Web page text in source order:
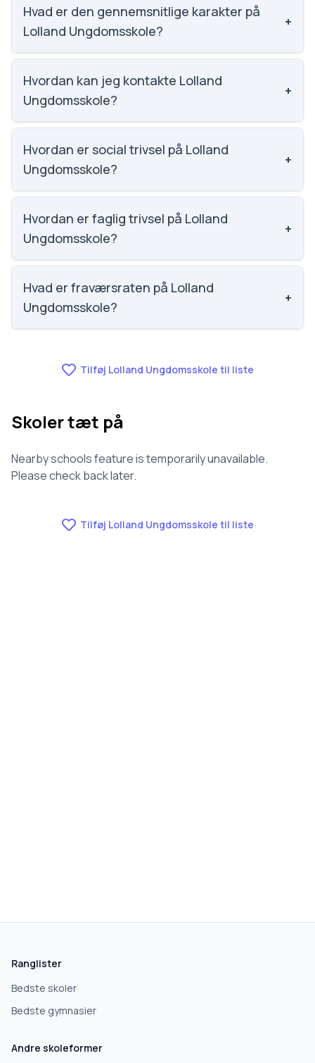
til nummer 2475 ud af 3143 skoler.
Hvad er den gennemsnitlige karakter på
Lolland Ungdomsskole?
+
Vi har ikke data om karaktergennemsnittet for
Lolland Ungdomsskole.
Hvordan kan jeg kontakte Lolland
Ungdomsskole?
+
Email: ungdomsskolen@lolland.dk. Telefon: 5467
7166. Adresse: Gyvelvej 3. Skoleleder: Claus Kloster
Jeppesen.
Hvordan er social trivsel på Lolland
Ungdomsskole?
+
Vi har ikke data om social trivsel for Lolland
Ungdomsskole.
Hvordan er faglig trivsel på Lolland
Ungdomsskole?
+
Vi har ikke data om faglig trivsel for Lolland
Ungdomsskole.
Hvad er fraværsraten på Lolland
Ungdomsskole?
+
Tilføj Lolland Ungdomsskole til liste
Skoler tæt på
Nearby schools feature is temporarily unavailable.
Please check back later.
Tilføj Lolland Ungdomsskole til liste
Ranglister
Bedste skoler
Bedste gymnasier
Andre skoleformer